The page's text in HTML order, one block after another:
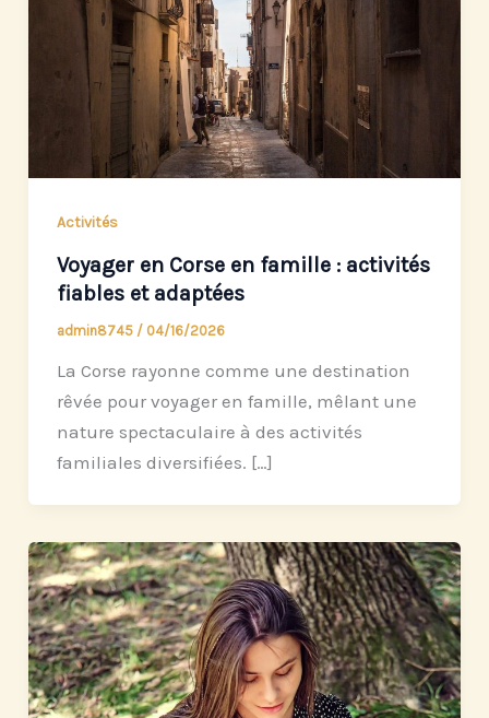
Activités
Voyager en Corse en famille : activités
fiables et adaptées
admin8745 / 04/16/2026
La Corse rayonne comme une destination
rêvée pour voyager en famille, mêlant une
nature spectaculaire à des activités
familiales diversifiées. […]